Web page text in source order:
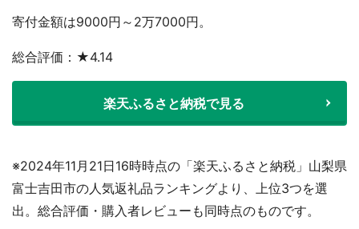
寄付金額は9000円～2万7000円。
総合評価：★4.14
楽天ふるさと納税で見る
※2024年11月21日16時時点の「楽天ふるさと納税」山梨県
富士吉田市の人気返礼品ランキングより、上位3つを選
出。総合評価・購入者レビューも同時点のものです。